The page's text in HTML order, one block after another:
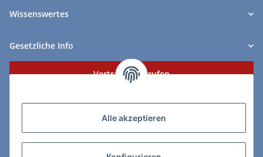
Alle akzeptieren
Wissenswertes
Gesetzliche Info
Vertrag widerrufen